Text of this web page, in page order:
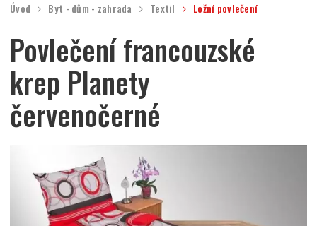
Úvod Byt - dům - zahrada Textil Ložní povlečení
Povlečení francouzské
krep Planety
červenočerné